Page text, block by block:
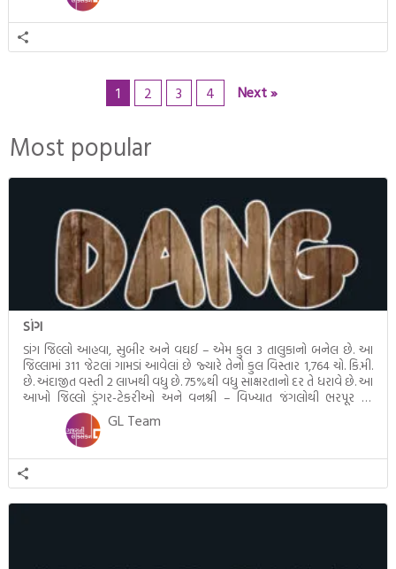
1 2 3 4 Next »
Most popular
ડાંગ
ડાંગ જિલ્લો આહવા, સુબીર અને વઘઈ – એમ કુલ 3 તાલુકાનો બનેલ છે. આ
જિલ્લામાં 311 જેટલાં ગામડાં આવેલાં છે જ્યારે તેનો કુલ વિસ્તાર 1,764 ચો. કિ.મી.
છે. અંદાજીત વસ્તી 2 લાખથી વધુ છે. 75%થી વધુ સાક્ષરતાનો દર તે ધરાવે છે. આ
આખો જિલ્લો ડુંગર-ટેકરીઓ અને વનશ્રી – વિખ્યાત જંગલોથી ભરપૂર છે.
જંગલમાંથી વિશાળ પ્રમાણમાં […]
GL Team